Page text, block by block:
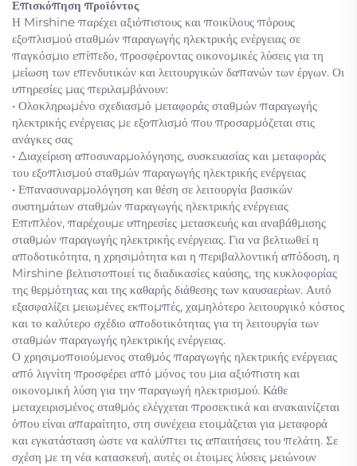
Επισκόπηση προϊόντος
Η Mirshine παρέχει αξιόπιστους και ποικίλους πόρους
εξοπλισμού σταθμών παραγωγής ηλεκτρικής ενέργειας σε
παγκόσμιο επίπεδο, προσφέροντας οικονομικές λύσεις για τη
μείωση των επενδυτικών και λειτουργικών δαπανών των έργων. Οι
υπηρεσίες μας περιλαμβάνουν:
• Ολοκληρωμένο σχεδιασμό μεταφοράς σταθμών παραγωγής
ηλεκτρικής ενέργειας με εξοπλισμό που προσαρμόζεται στις
ανάγκες σας
• Διαχείριση αποσυναρμολόγησης, συσκευασίας και μεταφοράς
του εξοπλισμού σταθμών παραγωγής ηλεκτρικής ενέργειας
• Επανασυναρμολόγηση και θέση σε λειτουργία βασικών
συστημάτων σταθμών παραγωγής ηλεκτρικής ενέργειας
Επιπλέον, παρέχουμε υπηρεσίες μετασκευής και αναβάθμισης
σταθμών παραγωγής ηλεκτρικής ενέργειας. Για να βελτιωθεί η
αποδοτικότητα, η χρησιμότητα και η περιβαλλοντική απόδοση, η
Mirshine βελτιστοποιεί τις διαδικασίες καύσης, της κυκλοφορίας
της θερμότητας και της καθαρής διάθεσης των καυσαερίων. Αυτό
εξασφαλίζει μειωμένες εκπομπές, χαμηλότερο λειτουργικό κόστος
και το καλύτερο σχέδιο αποδοτικότητας για τη λειτουργία των
σταθμών παραγωγής ηλεκτρικής ενέργειας.
Ο χρησιμοποιούμενος σταθμός παραγωγής ηλεκτρικής ενέργειας
από λιγνίτη προσφέρει από μόνος του μια αξιόπιστη και
οικονομική λύση για την παραγωγή ηλεκτρισμού. Κάθε
μεταχειρισμένος σταθμός ελέγχεται προσεκτικά και ανακαινίζεται
όπου είναι απαραίτητο, στη συνέχεια ετοιμάζεται για μεταφορά
και εγκατάσταση ώστε να καλύπτει τις απαιτήσεις του πελάτη. Σε
σχέση με τη νέα κατασκευή, αυτές οι έτοιμες λύσεις μειώνουν